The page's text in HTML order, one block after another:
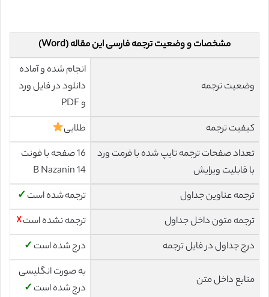
مشخصات و وضعیت ترجمه فارسی این مقاله (Word)
وضعیت ترجمه
انجام شده و آماده
دانلود در فایل ورد
و PDF
کیفیت ترجمه
طلایی
تعداد صفحات ترجمه تایپ شده با فرمت ورد
با قابلیت ویرایش
16 صفحه با فونت
14 B Nazanin
ترجمه عناوین جداول
ترجمه شده است ✓
ترجمه متون داخل جداول
ترجمه نشده است☓
درج جداول در فایل ترجمه
درج شده است ✓
منابع داخل متن
به صورت انگلیسی
درج شده است ✓